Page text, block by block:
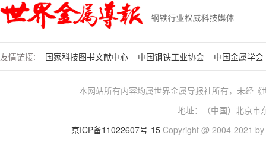
友情链接: 国家科技图书文献中心 中国钢铁工业协会 中国金属学会
本网站所有内容均属世界金属导报社所有，未经
地址：（中国）北京市
京ICP备11022607号-15Copyright @ 2004-2021 by